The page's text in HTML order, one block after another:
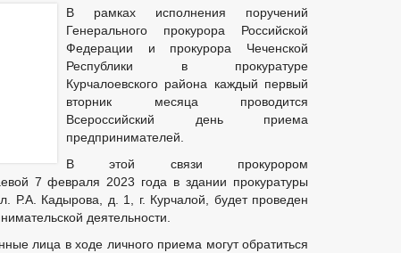
В рамках исполнения поручений
Генерального прокурора Российской
Федерации и прокурора Чеченской
Республики в прокуратуре
Курчалоевского района каждый первый
вторник месяца проводится
Всероссийский день приема
предпринимателей.
В этой связи прокурором
7 февраля 2023 года в здании прокуратуры
Р.А. Кадырова, д. 1, г. Курчалой, будет проведен
деятельности.
лица в ходе личного приема могут обратиться